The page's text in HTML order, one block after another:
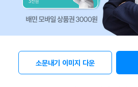
소문내기 이미지 다운